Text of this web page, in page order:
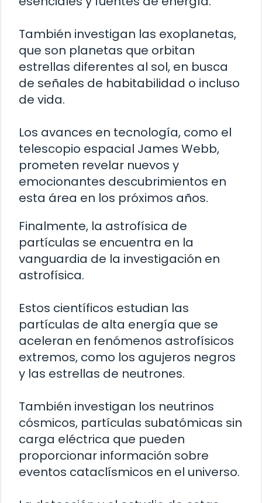
También investigan las exoplanetas,
que son planetas que orbitan
estrellas diferentes al sol, en busca
de señales de habitabilidad o incluso
de vida.
Los avances en tecnología, como el
telescopio espacial James Webb,
prometen revelar nuevos y
emocionantes descubrimientos en
esta área en los próximos años.
Finalmente, la astrofísica de
partículas se encuentra en la
vanguardia de la investigación en
astrofísica.
Estos científicos estudian las
partículas de alta energía que se
aceleran en fenómenos astrofísicos
extremos, como los agujeros negros
y las estrellas de neutrones.
También investigan los neutrinos
cósmicos, partículas subatómicas sin
carga eléctrica que pueden
proporcionar información sobre
eventos cataclísmicos en el universo.